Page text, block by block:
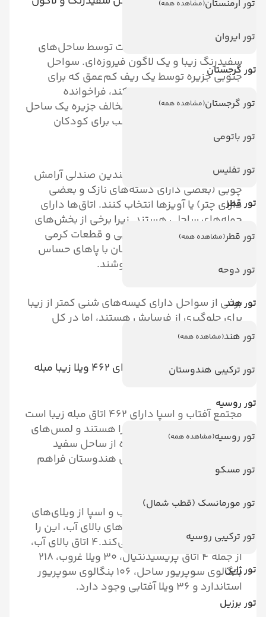
تور ارمنستان(مشاهده همه)
تور ایروان
تور گرجستان
تور گرجستان(مشاهده همه)
تور باتومی
تور تفلیس
تور قطر
تور قطر(مشاهده همه)
تور دوحه
تور هند
تور هند(مشاهده همه)
تور ترکیبی هندوستان
تور روسیه
تور روسیه(مشاهده همه)
تور مسکو
تور مورمانسک (قطب شمال)
تور ترکیبی روسیه
تور ژاپن
تور برزیل
جزیره آفتاب احاطه شده است توسط ساحل‌های
سفیدرنگ زیبا و یک لاگون فیروزه‌ای. سواحل
جنوبی جزیره توسط یک ریف کم‌عمق که برای
غواصی خود راهنمایی می‌کند، فراخوانده
می‌شود. مهمانان در طرف مخالف جزیره یک ساحل
وسیع سفیدرنگ و آبی مناسب برای کودکان
می‌یابند.
مهمانان می‌توانند از میان چندین صندلی آرامش
چوبی (بعضی دارای دسته‌های نازک و بعضی
دارای چتر) یا آویزها انتخاب کنند. اتاق‌ها دارای
حوله‌های ساحلی هستند. زیرا برخی از بخش‌های
ساحل دارای سنگ‌های زیرآبی و قطعات کرمی
شکسته‌شده هستند، مهمانان با پاهای حساس
باید صندلی‌های انگشتی بپوشند.
برخی از سواحل دارای کیسه‌های شنی کمتر از زیبا
برای جلوگیری از فرسایش هستند، اما در کل
سواحل زیبایی دارند.
۵. مجتمع آفتاب و اسپا دارای ۴۶۲ ویلا زیبا مبله
مجتمع آفتاب و اسپا دارای ۴۶۲ اتاق مبله زیبا است
که همه امکانات مدرن را دارا هستند و لمس‌های
طراحی عالی، و یا کوتاهی راه از ساحل سفید
پرشور یا اطراف آبهای زردابی هندوستان فراهم
می‌کنند.
امکانات اقامتی مجتمع آفتاب و اسپا از ویلای‌های
آرامش‌بخش غروب تا استیل‌های بالای آب، این را
به تعطیلات جزیره ایده‌آل می‌کند.۴ اتاق بالای آب،
از جمله ۴ اتاق پریسیدنتیال، ۳۰ ویلا غروب، ۲۱۸
بنگالوی سوپریور ساحل، ۱۰۶ بنگالوی سوپریور
استاندارد و ۳۶ ویلا آفتابی وجود دارد.